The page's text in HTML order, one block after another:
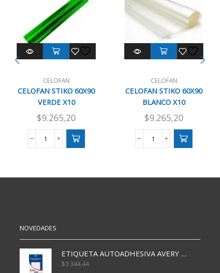
CELOFAN
CELOFAN STIKO 60X90
VERDE X10
$9.265,20
CELOFAN
X10
CELOFAN
CELOFAN STIKO 60X90
BLANCO X10
$9.265,20
CELOFAN
X10
NOVEDADES
ETIQUETA AUTOADHESIVA AVERY 3026 30H 20 X 70
$3.344,44